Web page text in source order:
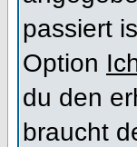
passiert
Option
du den
braucht